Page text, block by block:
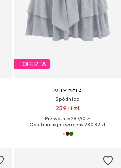
OFERTA
IMILY BELA
Spódnica
259,11 zł
Pierwotnie: 287,90 zł
Ostatnia najniższa cena:230,32 zł